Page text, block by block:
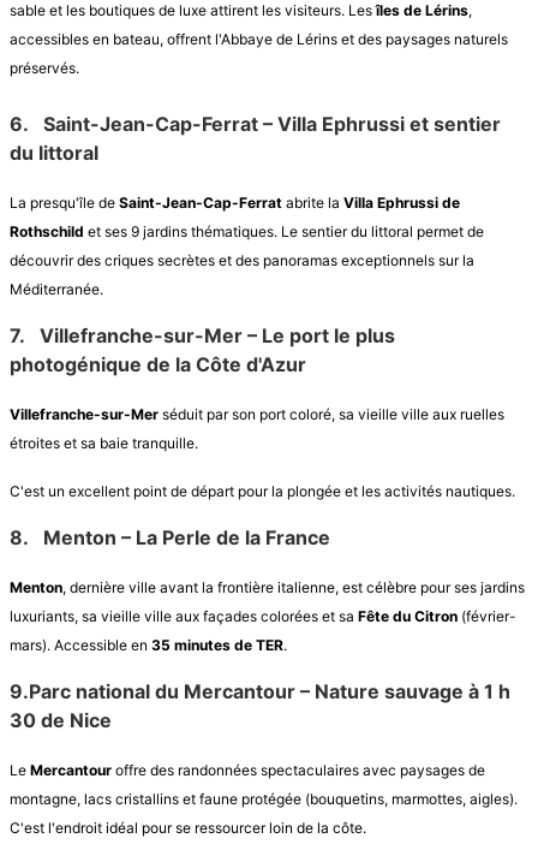
sable et les boutiques de luxe attirent les visiteurs. Lesîles de Lérins,
accessibles en bateau, offrent l'Abbaye de Lérins et des paysages naturels
préservés.
6.
Saint-Jean-Cap-Ferrat – Villa Ephrussi et sentier
du littoral
La presqu'île de Saint-Jean-Cap-Ferrat abrite la Villa Ephrussi de
Rothschild et ses 9 jardins thématiques. Le sentier du littoral permet de
découvrir des criques secrètes et des panoramas exceptionnels sur la
Méditerranée.
7.
Villefranche-sur-Mer – Le port le plus
photogénique de la Côte d'Azur
Villefranche-sur-Mer séduit par son port coloré, sa vieille ville aux ruelles
étroites et sa baie tranquille.
C'est un excellent point de départ pour la plongée et les activités nautiques.
8. Menton – La Perle de la France
Menton, dernière ville avant la frontière italienne, est célèbre pour ses jardins
luxuriants, sa vieille ville aux façades colorées et sa Fête du Citron (février-
mars). Accessible en 35 minutes de TER.
9.Parc national du Mercantour – Nature sauvage à 1 h
30 de Nice
Le Mercantour offre des randonnées spectaculaires avec paysages de
montagne, lacs cristallins et faune protégée (bouquetins, marmottes, aigles).
C'est l'endroit idéal pour se ressourcer loin de la côte.